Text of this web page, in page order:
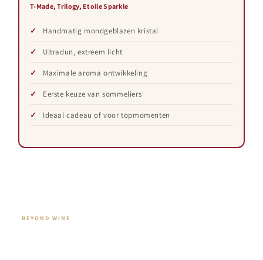
T-Made, Trilogy, Etoile Sparkle
Handmatig mondgeblazen kristal
Ultradun, extreem licht
Maximale aroma ontwikkeling
Eerste keuze van sommeliers
Ideaal cadeau of voor topmomenten
BEYOND WINE